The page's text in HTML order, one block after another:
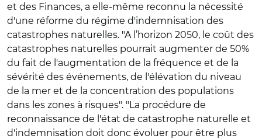
et des Finances, a elle-même reconnu la nécessité
d'une réforme du régime d'indemnisation des
catastrophes naturelles. "A l’horizon 2050, le coût des
catastrophes naturelles pourrait augmenter de 50%
du fait de l'augmentation de la fréquence et de la
sévérité des événements, de l'élévation du niveau
de la mer et de la concentration des populations
dans les zones à risques". "La procédure de
reconnaissance de l'état de catastrophe naturelle et
d'indemnisation doit donc évoluer pour être plus